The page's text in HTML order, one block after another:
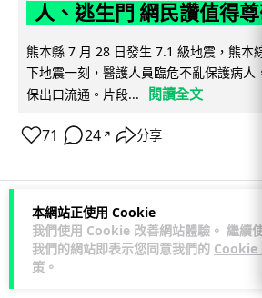
本網站正使用 Cookie
我們使用 Cookie 改善網站體驗。 繼續
我們的網站即表示您同意我們的 Cookie
策 。
人、逃生門 網民讚值得
熊本縣 7 月 28 日發生 7.1 級地震，熊本
下地震一刻，醫護人員臨危不亂保護病人
保出口流通。片段...
閱讀全文
71 24 ↗ 分享
科技娛樂 生活科技 健康
arthur